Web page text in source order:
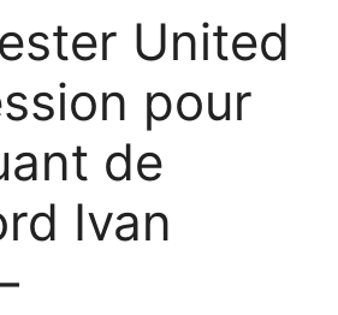
United
pour
de
Ivan